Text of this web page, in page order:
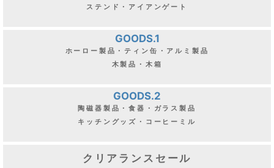
ステンド・アイアンゲート
GOODS.1
ホーロー製品・ティン缶・アルミ製品
木製品・木箱
GOODS.2
陶磁器製品・食器・ガラス製品
キッチングッズ・コーヒーミル
クリアランスセール